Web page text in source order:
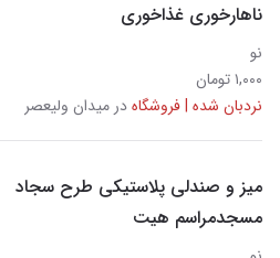
ناهارخوری غذاخوری
نو
۱,۰۰۰ تومان
نردبان شده | فروشگاهدر میدان ولیعصر
میز و صندلی پلاستیکی طرح سجاد
مسجدمراسم هیت